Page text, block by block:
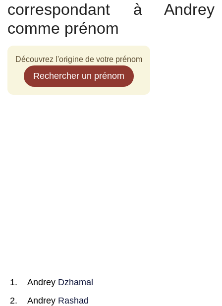
correspondant à Andrey
comme prénom
Découvrez l'origine de votre prénom
Rechercher un prénom
Andrey Dzhamal
Andrey Rashad